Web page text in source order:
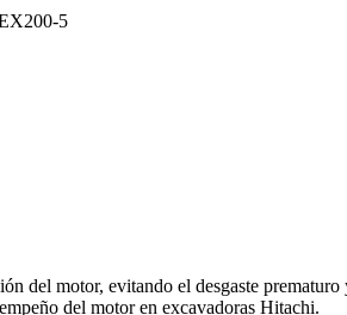
5
del motor, evitando el desgaste
del motor en excavadoras Hitachi.